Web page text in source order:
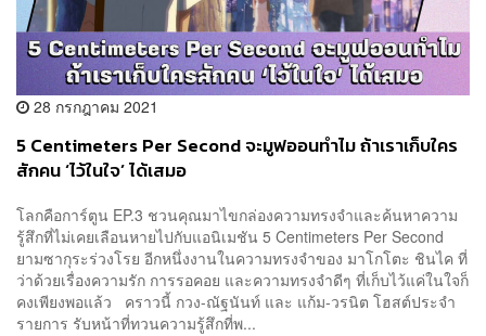
28 กรกฎาคม 2021
5 Centimeters Per Second จะมูฟออนทำไม ถ้าเราเก็บใคร
สักคน ‘ไว้ในใจ’ ได้เสมอ
โลกคือการ์ตูน EP.3 ชวนคุณมาไขกล่องความทรงจำและค้นหาความ
รู้สึกที่ไม่เคยเลือนหายไปกับแอนิเมชัน 5 Centimeters Per Second
ยามซากุระร่วงโรย อีกหนึ่งงานในความทรงจำของ มาโกโตะ ชินไค ที่
ว่าด้วยเรื่องความรัก การรอคอย และความทรงจำดีๆ ที่เก็บไว้แค่ในใจก็
คงเพียงพอแล้ว คราวนี้ กวง-ณัฐนันท์ และ แก้ม-วรนิต โฮสต์ประจำ
รายการ รับหน้าที่ทวนความรู้สึกที่พ...